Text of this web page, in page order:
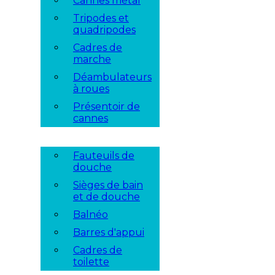
Tripodes et
quadripodes
Cadres de
marche
Déambulateurs
à roues
Présentoir de
cannes
Fauteuils de
douche
Sièges de bain
et de douche
Balnéo
Barres d'appui
Cadres de
toilette